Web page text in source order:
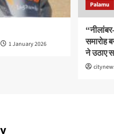
1 January 2026
Palamu
समारोह
ने उठाए